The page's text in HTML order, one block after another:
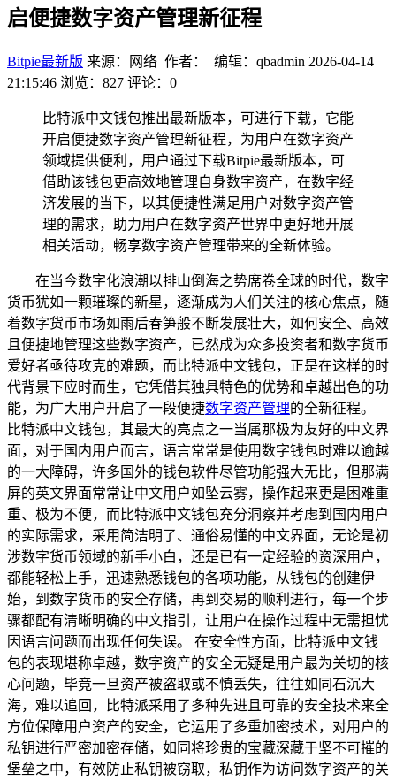
启便捷数字资产管理新征程
Bitpie最新版 来源：网络 作者： 编辑：qbadmin 2026-04-14
21:15:46 浏览：827 评论：0
比特派中文钱包推出最新版本，可进行下载，它能
开启便捷数字资产管理新征程，为用户在数字资产
领域提供便利，用户通过下载Bitpie最新版本，可
借助该钱包更高效地管理自身数字资产，在数字经
济发展的当下，以其便捷性满足用户对数字资产管
理的需求，助力用户在数字资产世界中更好地开展
相关活动，畅享数字资产管理带来的全新体验。
在当今数字化浪潮以排山倒海之势席卷全球的时代，数字
货币犹如一颗璀璨的新星，逐渐成为人们关注的核心焦点，随
着数字货币市场如雨后春笋般不断发展壮大，如何安全、高效
且便捷地管理这些数字资产，已然成为众多投资者和数字货币
爱好者亟待攻克的难题，而比特派中文钱包，正是在这样的时
代背景下应时而生，它凭借其独具特色的优势和卓越出色的功
能，为广大用户开启了一段便捷数字资产管理的全新征程。
比特派中文钱包，其最大的亮点之一当属那极为友好的中文界
面，对于国内用户而言，语言常常是使用数字钱包时难以逾越
的一大障碍，许多国外的钱包软件尽管功能强大无比，但那满
屏的英文界面常常让中文用户如坠云雾，操作起来更是困难重
重、极为不便，而比特派中文钱包充分洞察并考虑到国内用户
的实际需求，采用简洁明了、通俗易懂的中文界面，无论是初
涉数字货币领域的新手小白，还是已有一定经验的资深用户，
都能轻松上手，迅速熟悉钱包的各项功能，从钱包的创建伊
始，到数字货币的安全存储，再到交易的顺利进行，每一个步
骤都配有清晰明确的中文指引，让用户在操作过程中无需担忧
因语言问题而出现任何失误。 在安全性方面，比特派中文钱
包的表现堪称卓越，数字资产的安全无疑是用户最为关切的核
心问题，毕竟一旦资产被盗取或不慎丢失，往往如同石沉大
海，难以追回，比特派采用了多种先进且可靠的安全技术来全
方位保障用户资产的安全，它运用了多重加密技术，对用户的
私钥进行严密加密存储，如同将珍贵的宝藏深藏于坚不可摧的
堡垒之中，有效防止私钥被窃取，私钥作为访问数字资产的关